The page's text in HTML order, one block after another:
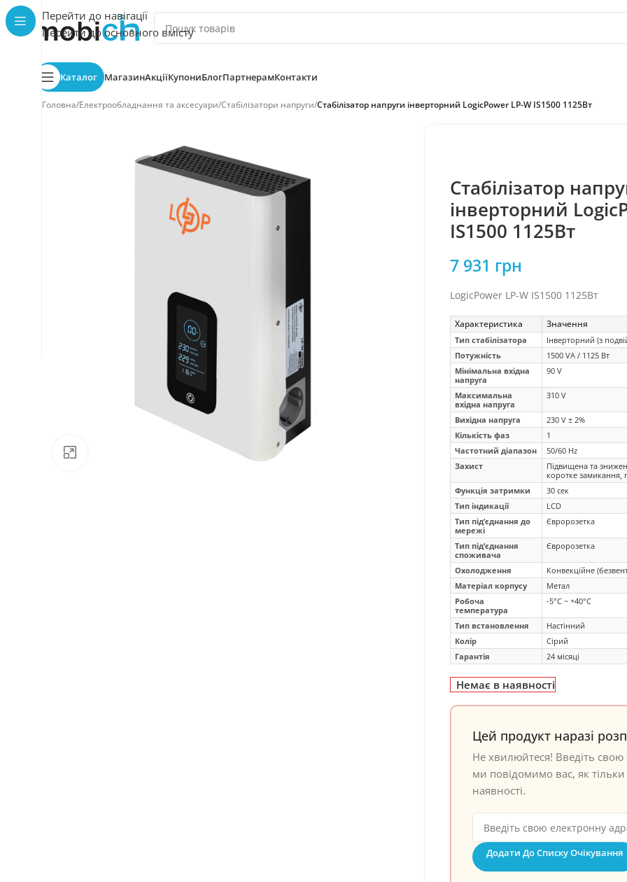
Перейти до навігації
Перейти до основного вмісту
Каталог МагазинАкціїКупониБлогПартнерамКонтакти
Головна/Електрообладнання та аксесуари/Стабілізатори напруги/Стабілізатор напруги інверторний LogicPower LP-W IS1500 1125Вт
Стабілізатор
інверторний
IS1500 1125Вт
7 931 грн
LogicPower LP-W IS1500 1125Вт
Характеристика Значення
Тип стабілізатора
Інверторний (з
Потужність
1500 VA / 1125 Вт
Мінімальна вхідна
напруга
90 V
Максимальна
вхідна напруга
310 V
Вихідна напруга
230 V ± 2%
Кількість фаз
1
Частотний діапазон
50/60 Hz
Захист
Підвищена та
коротке замикання,
Функція затримки
30 сек
Тип індикації
LCD
Тип під’єднання до
мережі
Євророзетка
Тип під’єднання
споживача
Євророзетка
Охолодження
Конвекційне
Матеріал корпусу
Метал
Робоча
температура
-5°C ~ +40°C
Тип встановлення
Настінний
Колір
Сірий
Гарантія
24 місяці
Немає в наявності
Цей продукт наразі
Не хвилюйтеся! Введіть свою
ми повідомимо вас, як тільки
наявності.
Додати До Списку Очікування